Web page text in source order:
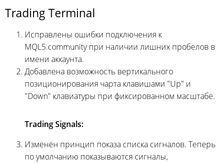
Trading Terminal
Исправлены ошибки подключения к
MQL5.community при наличии лишних пробелов в
имени аккаунта.
Добавлена возможность вертикального
позиционирования чарта клавишами "Up" и
"Down" клавиатуры при фиксированном масштабе.
Trading Signals:
Изменён принцип показа списка сигналов. Теперь
по умолчанию показываются сигналы,